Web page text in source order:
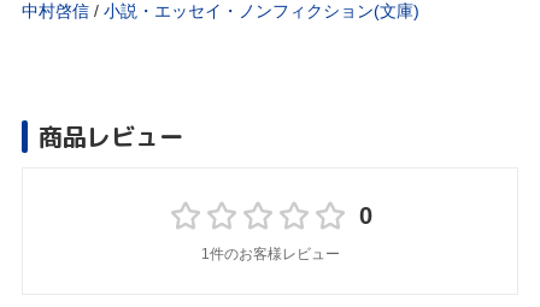
中村啓信 / 小説・エッセイ・ノンフィクション(文庫)
商品レビュー
0
1件のお客様レビュー